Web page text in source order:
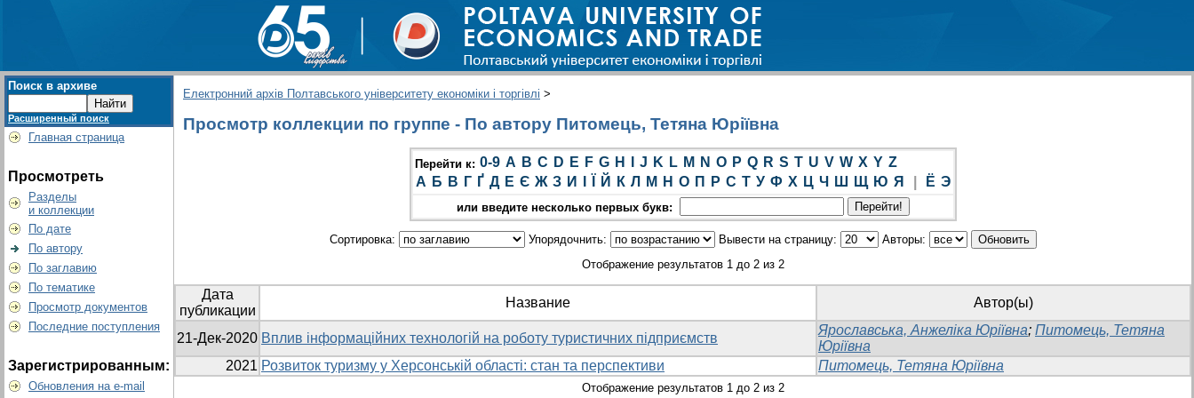
Поиск в архиве
Расширенный поиск
Главная страница
Просмотреть
Разделы
и коллекции
По дате
По автору
По заглавию
По тематике
Просмотр документов
Последние поступления
Зарегистрированным:
Обновления на e-mail
Електронний архів Полтавського університету економіки і торгівлі >
Просмотр коллекции по группе - По автору Питомець, Тетяна Юріївна
Перейти к: 0-9 A B C D E F G H J K L M N O P Q R S T U V W X Y Z
А Б В Г Ґ Д Е Є Ж З И Й К Л М Н О П Р С Т У Ф Х Ц Ч Ш Щ Ю Я Ё Э
или введите несколько первых букв:
Сортировка: Упорядочнить: Вывести на страницу:
Авторы:
Отображение результатов 1 до 2 из 2
Дата
публикации
Название Автор(ы)
21-Дек-2020 Вплив інформаційних технологій на роботу туристичних підприємств
Ярославська, Анжеліка Юріївна; Питомець, Тетяна
Юріївна
2021 Розвиток туризму у Херсонській області: стан та перспективи Питомець, Тетяна Юріївна
Отображение результатов 1 до 2 из 2